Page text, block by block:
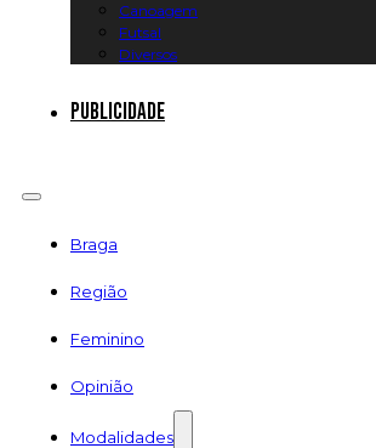
Canoagem
Futsal
Diversos
Publicidade
Braga
Região
Feminino
Opinião
Modalidades